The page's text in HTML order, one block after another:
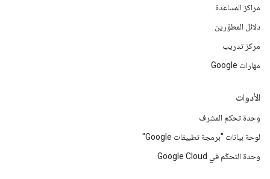
مراكز المساعدة
دلائل المطوّرين
مركز تدريب
مهارات Google
الأدوات
وحدة تحكم المشرف
لوحة بيانات "برمجة تطبيقات Google"
وحدة التحكّم في Google Cloud